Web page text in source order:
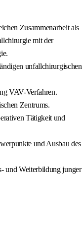
Zusammenarbeit als
mit der
unfallchirurgischen
VAV-Verfahren.
Zentrums.
Tätigkeit und
und Ausbau des
und Weiterbildung junger